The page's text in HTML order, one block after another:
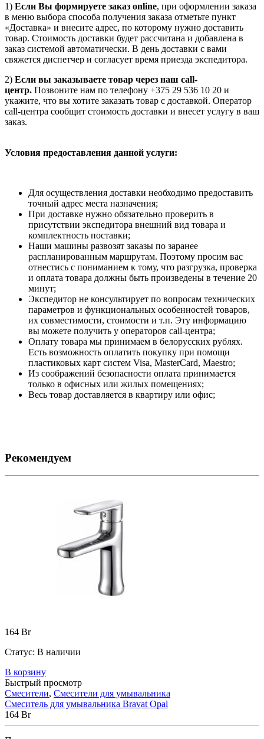
1) Если Вы формируете заказ online, при оформлении заказа
в меню выбора способа получения заказа отметьте пункт
«Доставка» и внесите адрес, по которому нужно доставить
товар. Стоимость доставки будет рассчитана и добавлена в
заказ системой автоматически. В день доставки с вами
свяжется диспетчер и согласует время приезда экспедитора.
2) Если вы заказываете товар через наш call-
центр. Позвоните нам по телефону +375 29 536 10 20 и
укажите, что вы хотите заказать товар с доставкой. Оператор
call-центра сообщит стоимость доставки и внесет услугу в ваш
заказ.
Условия предоставления данной услуги:
Для осуществления доставки необходимо предоставить
точный адрес места назначения;
При доставке нужно обязательно проверить в
присутствии экспедитора внешний вид товара и
комплектность поставки;
Наши машины развозят заказы по заранее
распланированным маршрутам. Поэтому просим вас
отнестись с пониманием к тому, что разгрузка, проверка
и оплата товара должны быть произведены в течение 20
минут;
Экспедитор не консультирует по вопросам технических
параметров и функциональных особенностей товаров,
их совместимости, стоимости и т.п. Эту информацию
вы можете получить у операторов call-центра;
Оплату товара мы принимаем в белорусских рублях.
Есть возможность оплатить покупку при помощи
пластиковых карт систем Visa, MasterCard, Maestro;
Из соображений безопасности оплата принимается
только в офисных или жилых помещениях;
Весь товар доставляется в квартиру или офис;
Рекомендуем
164 Br
Статус: В наличии
В корзину
Быстрый просмотр
Смесители, Смесители для умывальника
Смеситель для умывальника Bravat Opal
164 Br